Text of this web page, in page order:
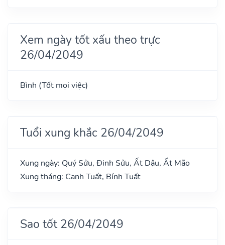
Xem ngày tốt xấu theo trực
26/04/2049
Bình (Tốt mọi việc)
Tuổi xung khắc 26/04/2049
Xung ngày: Quý Sửu, Đinh Sửu, Ất Dậu, Ất Mão
Xung tháng: Canh Tuất, Bính Tuất
Sao tốt 26/04/2049